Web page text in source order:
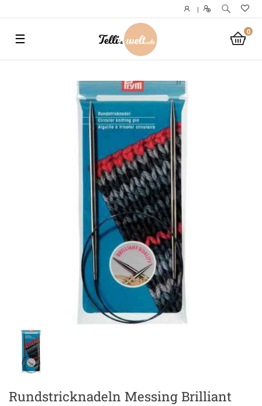
|
0
☰
Rundstricknadeln Messing Brilliant